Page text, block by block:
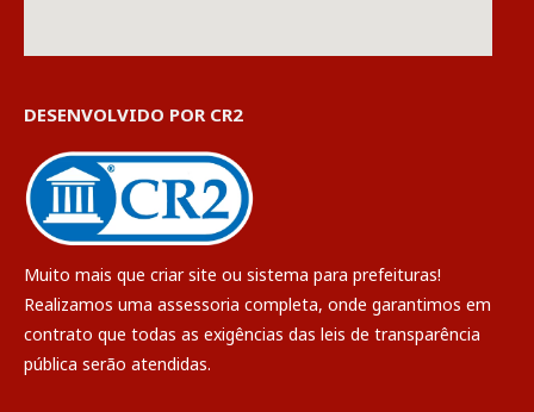
DESENVOLVIDO POR CR2
Muito mais que criar site ou sistema para prefeituras!
Realizamos uma assessoria completa, onde garantimos em
contrato que todas as exigências das leis de transparência
pública serão atendidas.